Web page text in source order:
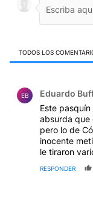
TODOS LOS
EB Eduardo
Este
absurda que
pero lo de
inocente
le tiraron
RESPONDER